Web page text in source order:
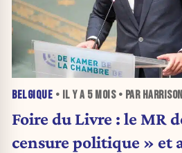
BELGIQUE • IL Y A 5 MOIS• PAR
Foire du Livre : le MR
censure politique » et